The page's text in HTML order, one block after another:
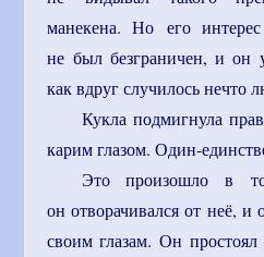
манекена. Но его
не был безграничен, и он
как вдруг случилось нечто
Кукла подмигнула
карим глазом. Один-
Это произошло в
он отворачивался от неё, и
своим глазам. Он